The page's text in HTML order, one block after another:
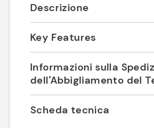
Descrizione
Key Features
Informazioni sulla
dell'Abbigliamento del
Scheda tecnica